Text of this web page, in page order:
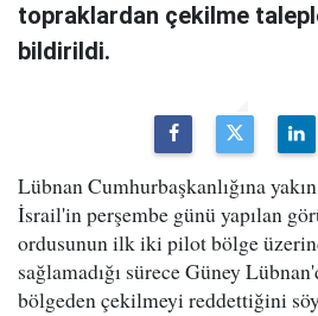
topraklardan çekilme
bildirildi.
Lübnan Cumhurbaşkanlığına
İsrail'in perşembe günü yapılan
ordusunun ilk iki pilot bölge
sağlamadığı sürece Güney
bölgeden çekilmeyi reddettiğini